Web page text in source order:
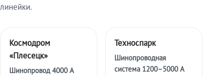
линейки.
Космодром
«Плесецк»
Шинопровод 4000 А
Техноспарк
Шинопроводная
система 1200–5000 А